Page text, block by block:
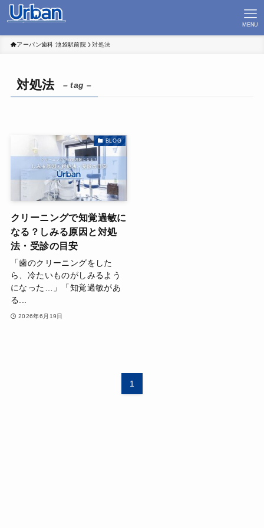
MENU
アーバン歯科 池袋駅前院 対処法
対処法 – tag –
BLOG
クリーニングで知覚過敏に
なる？しみる原因と対処
法・受診の目安
「歯のクリーニングをした
ら、冷たいものがしみるよう
になった…」「知覚過敏があ
る...
2026年6月19日
1